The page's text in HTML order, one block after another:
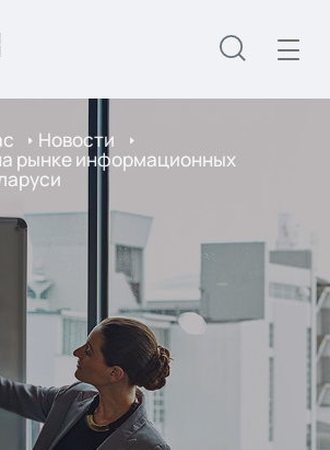
Новости
рынке информационных